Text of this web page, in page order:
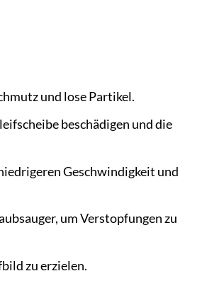
und lose Partikel.
beschädigen und die
Geschwindigkeit und
um Verstopfungen zu
zu erzielen.